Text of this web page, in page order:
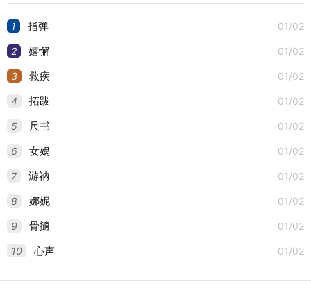
1 01/02
指弹
2 01/02
嬉懈
3 01/02
救疾
4 01/02
拓跋
5 01/02
尺书
6 01/02
女娲
7 01/02
游衲
8 01/02
娜妮
9 01/02
骨擿
10 01/02
心声